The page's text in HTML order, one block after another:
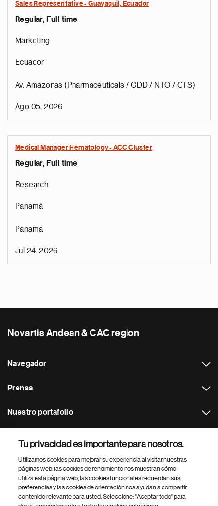
Sales Representative - Guayaquil, Ecuador
Regular, Full time
Marketing
Ecuador
Av. Amazonas (Pharmaceuticals / GDD / NTO / CTS)
Ago 05, 2026
Medical Manager Hematology - ACC Cluster
Regular, Full time
Research
Panamá
Panama
Jul 24, 2026
Novartis Andean & CAC region
Navegador
Prensa
Nuestro portafolio
Footer Site Search
Tu privacidad es importante para nosotros.
Utilizamos cookies para mejorar su experiencia al visitar nuestras
páginas web: las cookies de rendimiento nos muestran cómo
utiliza esta página web, las cookies funcionales recuerdan sus
preferencias y las cookies de orientación nos ayudan a compartir
contenido relevante para usted. Seleccione: "Aceptar todo" para